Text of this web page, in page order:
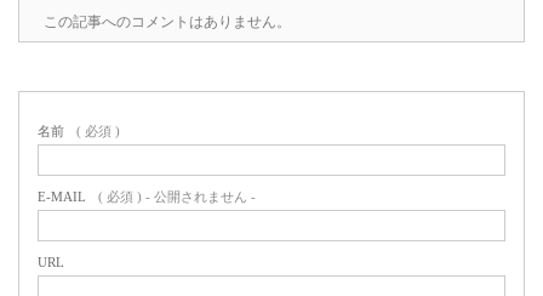
この記事へのコメントはありません。
名前 ( 必須 )
E-MAIL ( 必須 ) - 公開されません -
URL